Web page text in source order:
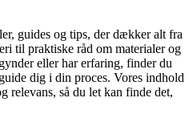
guides og tips, der dækker alt fra
til praktiske råd om materialer og
eller har erfaring, finder du
dig i din proces. Vores indhold
relevans, så du let kan finde det,